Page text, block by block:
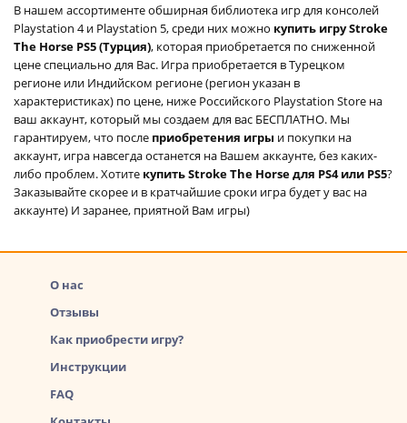
В нашем ассортименте обширная библиотека игр для консолей
Playstation 4 и Playstation 5, среди них можно купить игру Stroke
The Horse PS5 (Турция), которая приобретается по сниженной
цене специально для Вас. Игра приобретается в Турецком
регионе или Индийском регионе (регион указан в
характеристиках) по цене, ниже Российского Playstation Store на
ваш аккаунт, который мы создаем для вас БЕСПЛАТНО. Мы
гарантируем, что после приобретения игры и покупки на
аккаунт, игра навсегда останется на Вашем аккаунте, без каких-
либо проблем. Хотите купить Stroke The Horse для PS4 или PS5?
Заказывайте скорее и в кратчайшие сроки игра будет у вас на
аккаунте) И заранее, приятной Вам игры)
О нас
Отзывы
Как приобрести игру?
Инструкции
FAQ